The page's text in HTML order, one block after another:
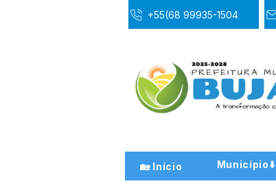
+55(68 99935-1504
🏡 Início Município⬇️